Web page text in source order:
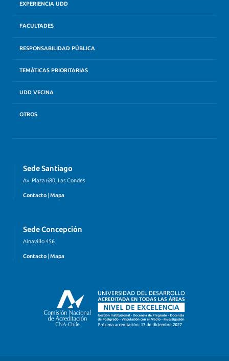
EXPERIENCIA UDD
FACULTADES
RESPONSABILIDAD PÚBLICA
TEMÁTICAS PRIORITARIAS
UDD VECINA
OTROS
Sede Santiago
Av. Plaza 680, Las Condes
Contacto Mapa
Sede Concepción
Ainavillo 456
Contacto | Mapa